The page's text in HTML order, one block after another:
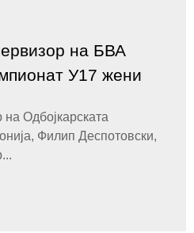
на БВА
У17 жени
на Одбојкарската
Филип Деспотовски,